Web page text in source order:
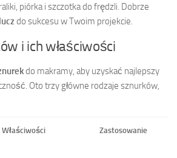
piórka i szczotka do frędzli. Dobrze
do sukcesu w Twoim projekcie.
i ich właściwości
do makramy, aby uzyskać najlepszy
Oto trzy główne rodzaje sznurków,
Właściwości Zastosowanie